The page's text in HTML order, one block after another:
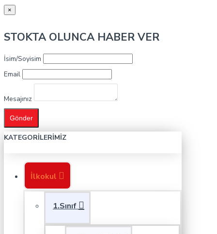
×
STOKTA OLUNCA HABER VER
İsim/Soyisim
Email
Mesajınız
Gönder
KATEGORILERIMIZ
İlkokul
1.Sınıf